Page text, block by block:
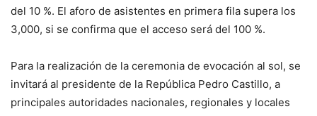
del 10 %. El aforo de asistentes en primera fila supera los
3,000, si se confirma que el acceso será del 100 %.
Para la realización de la ceremonia de evocación al sol, se
invitará al presidente de la República Pedro Castillo, a
principales autoridades nacionales, regionales y locales